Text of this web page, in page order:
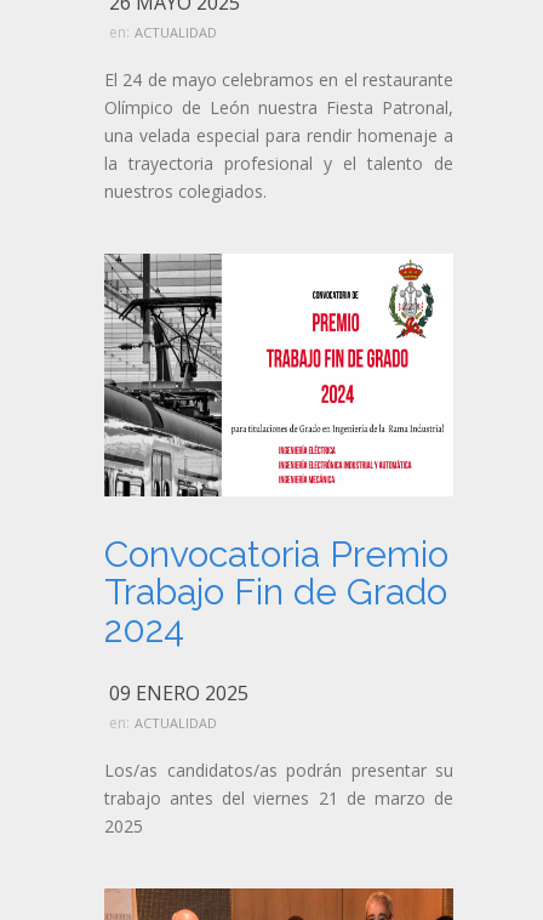
en: ACTUALIDAD
El 24 de mayo celebramos en el restaurante
Olímpico de León nuestra Fiesta Patronal,
una velada especial para rendir homenaje a
la trayectoria profesional y el talento de
nuestros colegiados.
Convocatoria Premio
Trabajo Fin de Grado
2024
09 ENERO 2025
en: ACTUALIDAD
Los/as candidatos/as podrán presentar su
trabajo antes del viernes 21 de marzo de
2025